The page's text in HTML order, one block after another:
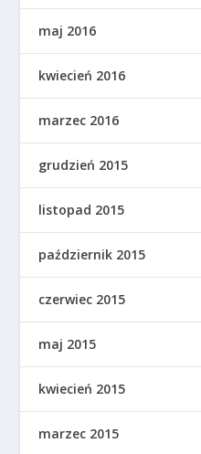
maj 2016
kwiecień 2016
marzec 2016
grudzień 2015
listopad 2015
październik 2015
czerwiec 2015
maj 2015
kwiecień 2015
marzec 2015